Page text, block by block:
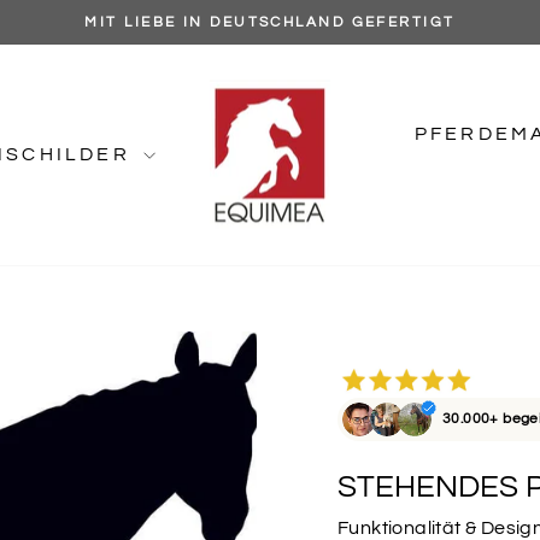
Pause
MIT LIEBE IN DEUTSCHLAND GEFERTIGT
30.000+
STEHENDES
Funktionalität &